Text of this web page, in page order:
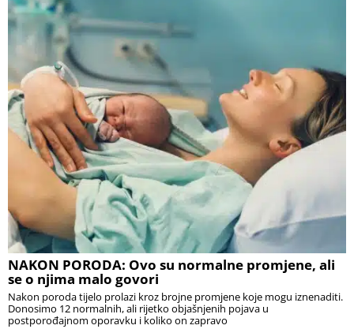
NAKON PORODA: Ovo su normalne promjene, ali
se o njima malo govori
Nakon poroda tijelo prolazi kroz brojne promjene koje mogu iznenaditi.
Donosimo 12 normalnih, ali rijetko objašnjenih pojava u
postporođajnom oporavku i koliko on zapravo